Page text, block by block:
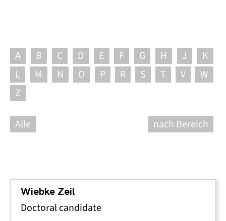
A B C D E F G H J
K
L
M N O P R S T V
W
Z
Alle nach Bereich
Wiebke Zeil
Doctoral candidate